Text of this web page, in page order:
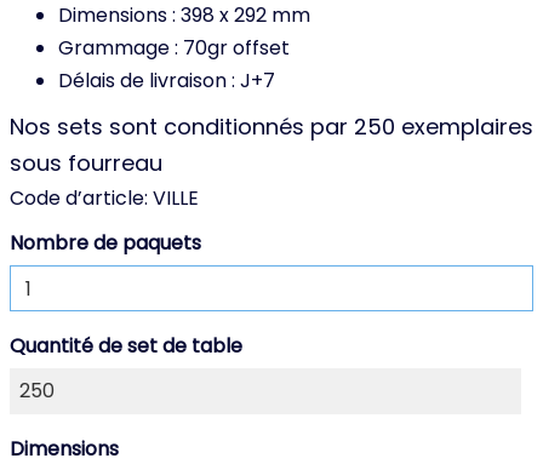
Dimensions : 398 x 292 mm
Grammage : 70gr offset
Délais de livraison : J+7
Nos sets sont conditionnés par 250 exemplaires
sous fourreau
Code d’article: VILLE
Nombre de paquets
Quantité de set de table
Dimensions